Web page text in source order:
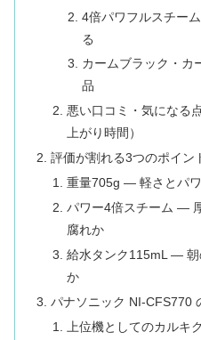
4倍パワフルスチー
る
カームブラック・カ
品
悪い口コミ・気になる
上がり時間）
評価が割れる3つのポイン
重量705g — 軽さとパ
パワー4倍スチーム —
腐れか
給水タンク115mL — 朝
か
パナソニック NI-CFS770
上位機としてのカルキ